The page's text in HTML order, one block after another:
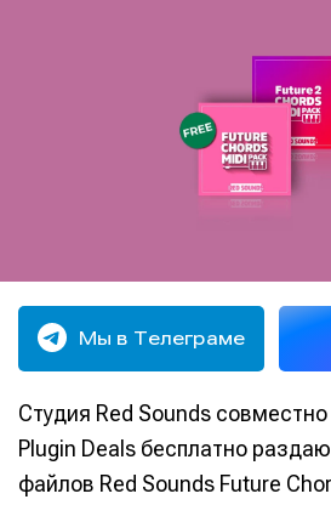
Мы в Телеграме
Студия Red Sounds
Plugin Deals бесплатно
файлов Red Sounds Future